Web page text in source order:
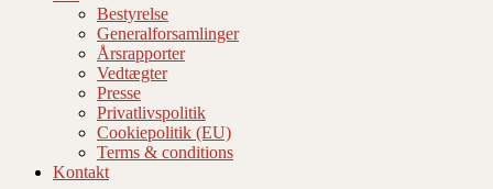
Bestyrelse
Generalforsamlinger
Årsrapporter
Vedtægter
Presse
Privatlivspolitik
Cookiepolitik (EU)
Terms & conditions
Kontakt